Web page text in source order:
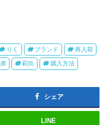
りく ブランド 再入荷
弟 莉玖 購入方法
シェア
LINE